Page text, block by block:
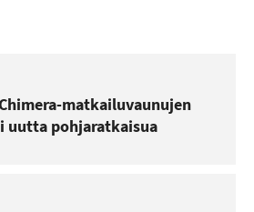
matkailuvaunujen
uutta pohjaratkaisua